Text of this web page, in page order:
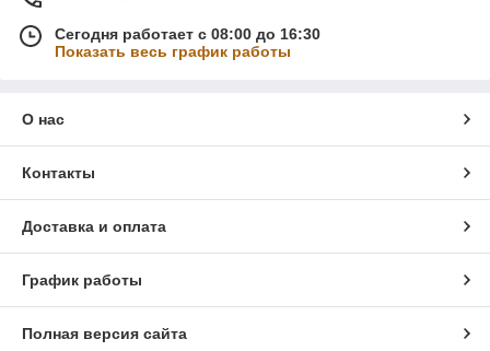
Сегодня работает с 08:00 до 16:30
Показать весь график работы
О нас
Контакты
Доставка и оплата
График работы
Полная версия сайта